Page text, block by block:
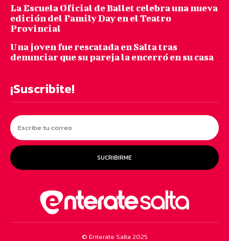
La Escuela Oficial de Ballet celebra una nueva
edición del Family Day en el Teatro
Provincial
Una joven fue rescatada en Salta tras
denunciar que su pareja la encerró en su casa
¡Suscribite!
SUCRIBIRME
© Enterate Salta 2025